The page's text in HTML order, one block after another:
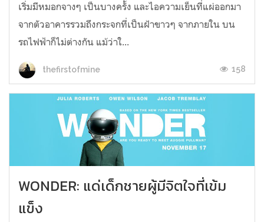
เริ่มมีหมอกจางๆ เป็นบางครั้ง และไอความเย็นที่แผ่ออกมา
จากตัวอาคารรวมถึงกระจกที่เป็นฝ้าขาวๆ จากภายใน บน
รถไฟฟ้าก็ไม่ต่างกัน แม้ว่าใ...
thefirstofmine 158
WONDER: แด่เด็กชายผู้มีจิตใจที่เข้ม
แข็ง